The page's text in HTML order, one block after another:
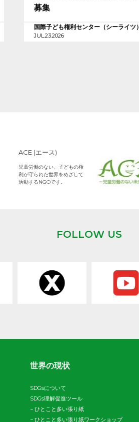
募集
国際子ども権利センター（シーライツ）
JUL.23.2026
ACE (エース)
児童労働のない、子どもの権
利が守られた世界をめざして
活動するNGOです。
FOLLOW US
世界の現状
SDGsについて
SDGs理解促進ツール
− ひとこと多い張り紙
− ひとこと多い張り紙ワークショップ